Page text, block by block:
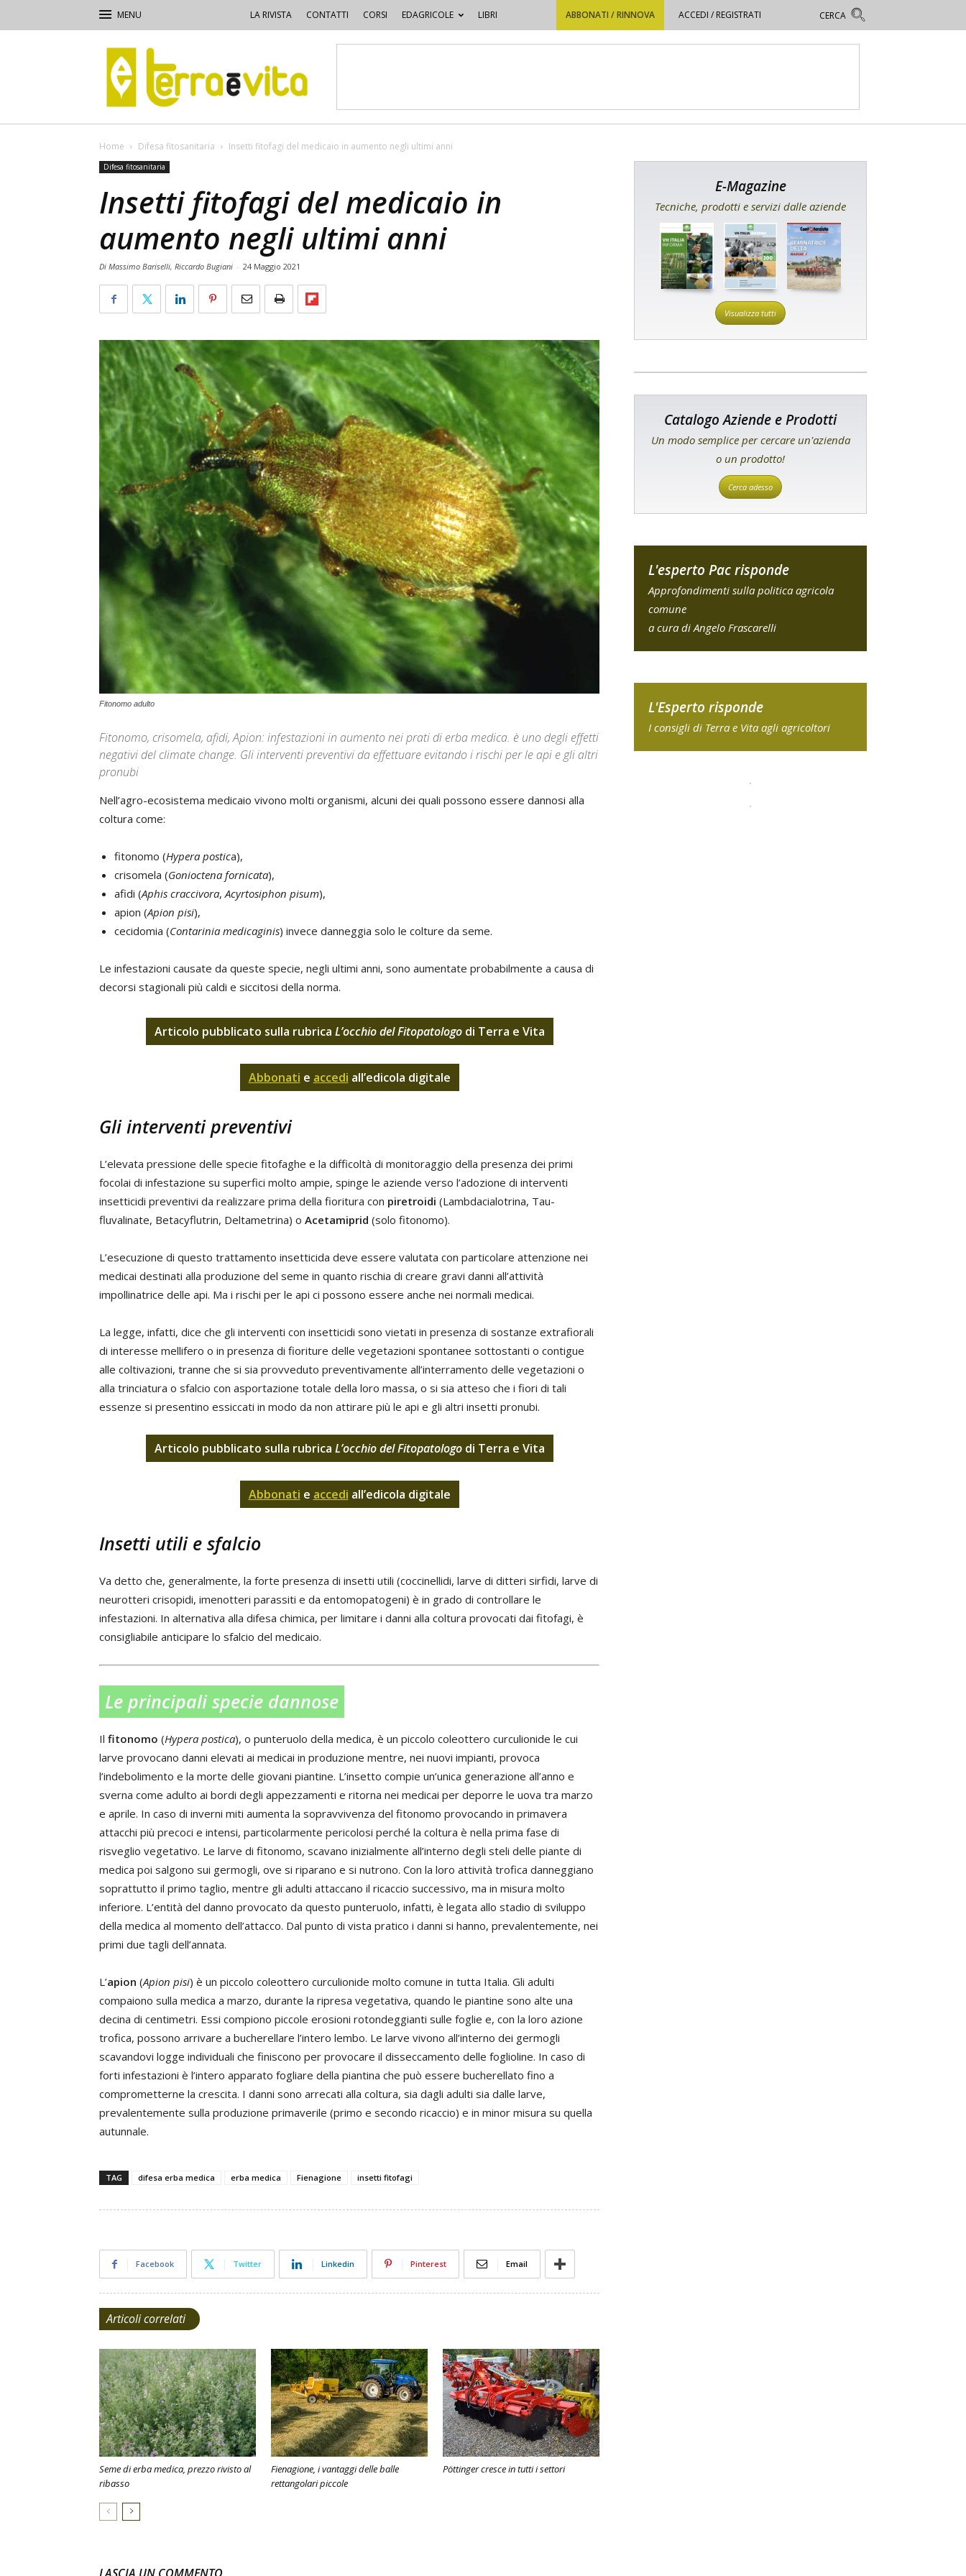
LA RIVISTA CONTATTI CORSI EDAGRICOLE LIBRI ABBONATI / RINNOVA ACCEDI / REGISTRATI
Terra
e
Vita
Home Difesa fitosanitaria Insetti fitofagi del medicaio in aumento negli ultimi anni
Difesa fitosanitaria
Insetti fitofagi del medicaio in
aumento negli ultimi anni
Di Massimo Bariselli, Riccardo Bugiani - 24 Maggio 2021
Fitonomo adulto
Fitonomo, crisomela, afidi, Apion: infestazioni in aumento nei prati di erba medica. è uno degli effetti
negativi del climate change. Gli interventi preventivi da effettuare evitando i rischi per le api e gli altri
pronubi
Nell’agro-ecosistema medicaio vivono molti organismi, alcuni dei quali possono essere dannosi alla
coltura come:
fitonomo (Hypera postica),
crisomela (Gonioctena fornicata),
afidi (Aphis craccivora,Acyrtosiphon pisum),
apion (Apion pisi),
cecidomia (Contarinia medicaginis) invece danneggia solo le colture da seme.
Le infestazioni causate da queste specie, negli ultimi anni, sono aumentate probabilmente a causa di
decorsi stagionali più caldi e siccitosi della norma.
Articolo pubblicato sulla rubrica L’occhio del Fitopatologodi Terra e Vita
Abbonati e accedi all’edicola digitale
Gli interventi preventivi
L’elevata pressione delle specie fitofaghe e la difficoltà di monitoraggio della presenza dei primi
focolai di infestazione su superfici molto ampie, spinge le aziende verso l’adozione di interventi
insetticidi preventivi da realizzare prima della fioritura con piretroidi (Lambdacialotrina, Tau-
fluvalinate, Betacyflutrin, Deltametrina) o Acetamiprid (solo fitonomo).
L’esecuzione di questo trattamento insetticida deve essere valutata con particolare attenzione nei
medicai destinati alla produzione del seme in quanto rischia di creare gravi danni all’attività
impollinatrice delle api. Ma i rischi per le api ci possono essere anche nei normali medicai.
La legge, infatti, dice che gli interventi con insetticidi sono vietati in presenza di sostanze extrafiorali
di interesse mellifero o in presenza di fioriture delle vegetazioni spontanee sottostanti o contigue
alle coltivazioni, tranne che si sia provveduto preventivamente all’interramento delle vegetazioni o
alla trinciatura o sfalcio con asportazione totale della loro massa, o si sia atteso che i fiori di tali
essenze si presentino essiccati in modo da non attirare più le api e gli altri insetti pronubi.
Articolo pubblicato sulla rubrica L’occhio del Fitopatologodi Terra e Vita
Abbonati e accedi all’edicola digitale
Insetti utili e sfalcio
Va detto che, generalmente, la forte presenza di insetti utili (coccinellidi, larve di ditteri sirfidi, larve di
neurotteri crisopidi, imenotteri parassiti e da entomopatogeni) è in grado di controllare le
infestazioni. In alternativa alla difesa chimica, per limitare i danni alla coltura provocati dai fitofagi, è
consigliabile anticipare lo sfalcio del medicaio.
Le principali specie dannose
Il fitonomo (Hypera postica), o punteruolo della medica, è un piccolo coleottero curculionide le cui
larve provocano danni elevati ai medicai in produzione mentre, nei nuovi impianti, provoca
l’indebolimento e la morte delle giovani piantine. L’insetto compie un’unica generazione all’anno e
sverna come adulto ai bordi degli appezzamenti e ritorna nei medicai per deporre le uova tra marzo
e aprile. In caso di inverni miti aumenta la sopravvivenza del fitonomo provocando in primavera
attacchi più precoci e intensi, particolarmente pericolosi perché la coltura è nella prima fase di
risveglio vegetativo. Le larve di fitonomo, scavano inizialmente all’interno degli steli delle piante di
medica poi salgono sui germogli, ove si riparano e si nutrono. Con la loro attività trofica danneggiano
soprattutto il primo taglio, mentre gli adulti attaccano il ricaccio successivo, ma in misura molto
inferiore. L’entità del danno provocato da questo punteruolo, infatti, è legata allo stadio di sviluppo
della medica al momento dell’attacco. Dal punto di vista pratico i danni si hanno, prevalentemente, nei
primi due tagli dell’annata.
L’apion (Apion pisi) è un piccolo coleottero curculionide molto comune in tutta Italia. Gli adulti
compaiono sulla medica a marzo, durante la ripresa vegetativa, quando le piantine sono alte una
decina di centimetri. Essi compiono piccole erosioni rotondeggianti sulle foglie e, con la loro azione
trofica, possono arrivare a bucherellare l’intero lembo. Le larve vivono all’interno dei germogli
scavandovi logge individuali che finiscono per provocare il disseccamento delle foglioline. In caso di
forti infestazioni è l’intero apparato fogliare della piantina che può essere bucherellato fino a
comprometterne la crescita. I danni sono arrecati alla coltura, sia dagli adulti sia dalle larve,
prevalentemente sulla produzione primaverile (primo e secondo ricaccio) e in minor misura su quella
autunnale.
TAG difesa erba medica erba medica Fienagione insetti fitofagi
Facebook Twitter Linkedin Pinterest Email
Articoli correlati
Seme di erba medica, prezzo rivisto al
ribasso
Fienagione, i vantaggi delle balle
rettangolari piccole
Pöttinger cresce in tutti i settori
E-Magazine
Tecniche, prodotti e servizi dalle aziende
Visualizza tutti
Catalogo Aziende e Prodotti
Un modo semplice per cercare un'azienda
o un prodotto!
Cerca adesso
L'esperto Pac risponde
Approfondimenti sulla politica agricola
comune
a cura di Angelo Frascarelli
L'Esperto risponde
I consigli di Terra e Vita agli agricoltori